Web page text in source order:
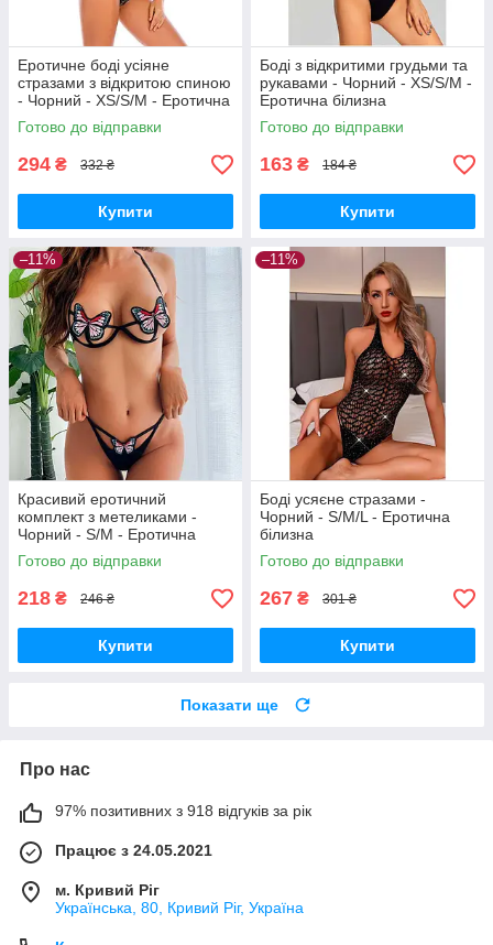
Еротичне боді усіяне
стразами з відкритою спиною
- Чорний - XS/S/M - Еротична
білизна
Готово до відправки
294 ₴ 332 ₴
Купити
Боді з відкритими грудьми та
рукавами - Чорний - XS/S/M -
Еротична білизна
Готово до відправки
163 ₴ 184 ₴
Купити
–11%
Красивий еротичний
комплект з метеликами -
Чорний - S/M - Еротична
білизна
Готово до відправки
218 ₴ 246 ₴
Купити
–11%
Боді усяєне стразами -
Чорний - S/M/L - Еротична
білизна
Готово до відправки
267 ₴ 301 ₴
Купити
Показати ще
Про нас
97% позитивних з 918 відгуків за рік
Працює з 24.05.2021
м. Кривий Ріг
Українська, 80, Кривий Ріг, Україна